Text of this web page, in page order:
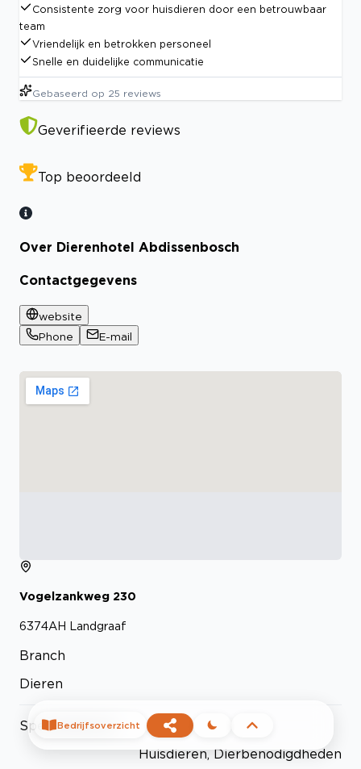
Consistente zorg voor huisdieren door een betrouwbaar
team
Vriendelijk en betrokken personeel
Snelle en duidelijke communicatie
Gebaseerd op 25 reviews
Geverifieerde reviews
Top beoordeeld
Over Dierenhotel Abdissenbosch
Contactgegevens
website
Phone
E-mail
Vogelzankweg 230
6374AH Landgraaf
Branch
Dieren
Specializations
Huisdieren, Dierbenodigdheden
Bedrijfsoverzicht